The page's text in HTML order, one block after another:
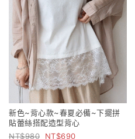
新色~背心款~春夏必備~下擺拼
貼蕾絲搭配造型背心
980
690